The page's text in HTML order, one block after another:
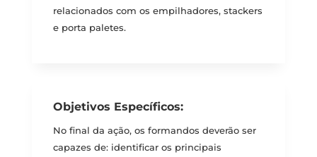
relacionados com os empilhadores, stackers
e porta paletes.
Objetivos Específicos:
No final da ação, os formandos deverão ser
capazes de: identificar os principais